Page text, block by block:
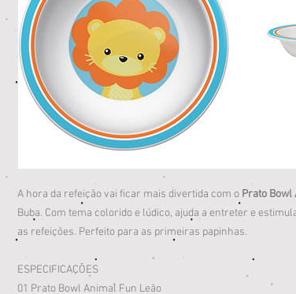
A hora da refeição vai ficar mais divertida com o Prato Bowl
Buba. Com tema colorido e lúdico, ajuda a entreter e
as refeições. Perfeito para as primeiras papinhas.
ESPECIFICAÇÕES
01 Prato Bowl Animal Fun Leão